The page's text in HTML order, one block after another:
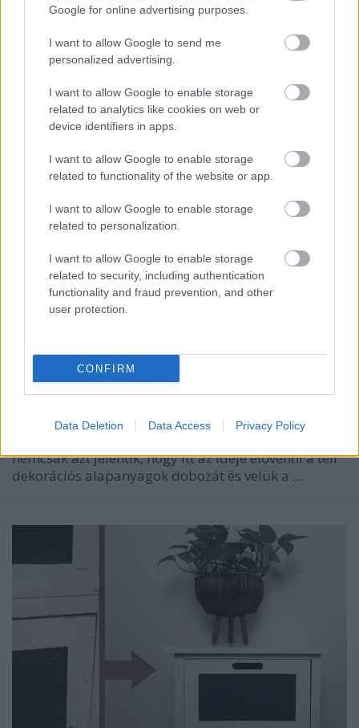
Google for online advertising purposes.
I want to allow Google to send me
personalized advertising.
I want to allow Google to enable storage
related to analytics like cookies on web or
device identifiers in apps.
I want to allow Google to enable storage
related to functionality of the website or app.
I want to allow Google to enable storage
related to personalization.
I want to allow Google to enable storage
related to security, including authentication
functionality and fraud prevention, and other
user protection.
CONFIRM
Data Deletion Data Access Privacy Policy
Retró cipősszekrény új ruhában,
avagy bútorfestés egyszerűen
színesötletek_team•2023. december 15.
nemcsak azt jelentik, hogy itt az ideje elővenni a téli
dekorációs alapanyagok dobozát és velük a ...